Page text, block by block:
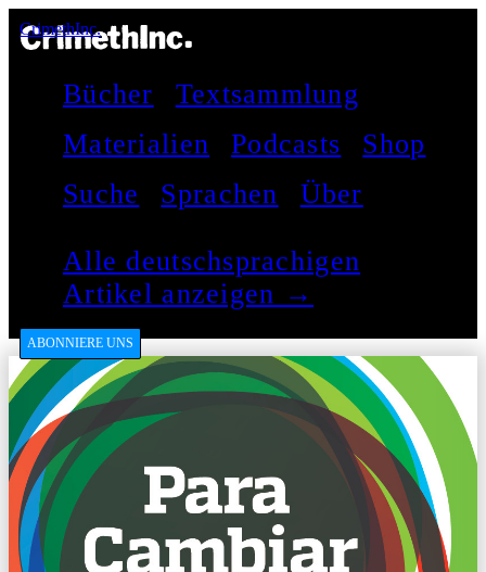
CrimethInc.
Bücher
Textsammlung
Materialien
Podcasts
Shop
Suche
Sprachen Über
Alle deutschsprachigen
Artikel anzeigen →
ABONNIERE UNS